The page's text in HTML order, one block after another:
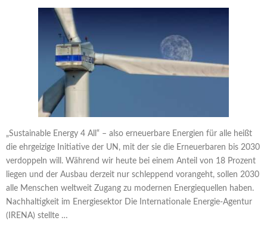
„Sustainable Energy 4 All“ – also erneuerbare Energien für alle heißt
die ehrgeizige Initiative der UN, mit der sie die Erneuerbaren bis 2030
verdoppeln will. Während wir heute bei einem Anteil von 18 Prozent
liegen und der Ausbau derzeit nur schleppend vorangeht, sollen 2030
alle Menschen weltweit Zugang zu modernen Energiequellen haben.
Nachhaltigkeit im Energiesektor Die Internationale Energie-Agentur
(IRENA) stellte …